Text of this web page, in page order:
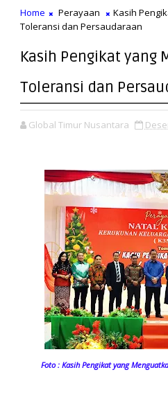
Home Perayaan
Kasih
Toleransi dan Persaudaraan
Kasih Pengikat yang
Toleransi dan
Global Timur Nusantara
Foto : Kasih Pengikat yang